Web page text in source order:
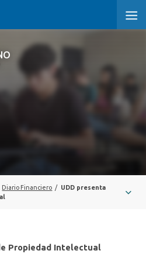
Diario Financiero /
UDD presenta
Propiedad Intelectual